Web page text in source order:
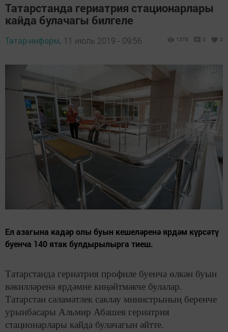
Татарстанда гериатрия стационарлары
кайда булачагы билгеле
Татар-информ, 11 июль 2019 - 09:56 1378 0 0
Ел азагына кадәр олы буын кешеләренә ярдәм күрсәтү
буенча 140 ятак булдырылырга тиеш.
Татарстанда гериатрия профиле буенча өлкән буын
вәкилләренә ярдәмне киңәйтмәкче булалар.
Татарстан сәламәтлек саклау министрының беренче
урынбасары Альмир Абашев гериатрия
стационарлары кайда булачагын әйтте.